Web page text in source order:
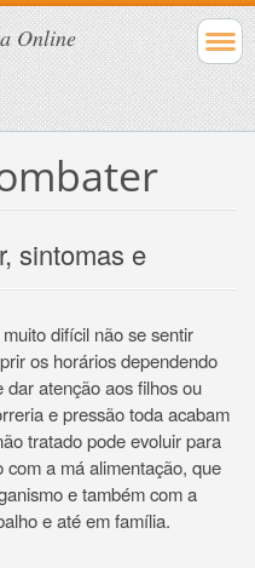
Online
sintomas e
difícil não se sentir
os horários dependendo
atenção aos filhos ou
e pressão toda acabam
tratado pode evoluir para
a má alimentação, que
e também com a
e até em família.